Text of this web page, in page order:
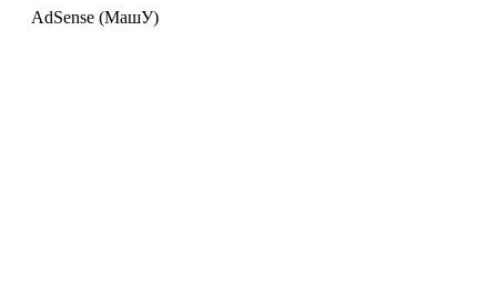
AdSense (МашУ)